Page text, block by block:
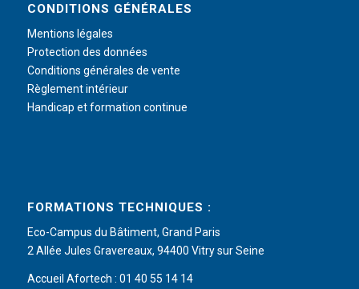
CONDITIONS GÉNÉRALES
Mentions légales
Protection des données
Conditions générales de vente
Règlement intérieur
Handicap et formation continue
FORMATIONS TECHNIQUES :
Eco-Campus du Bâtiment, Grand Paris
2 Allée Jules Gravereaux, 94400 Vitry sur Seine
Accueil Afortech : 01 40 55 14 14